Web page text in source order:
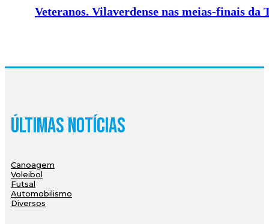
Veteranos. Vilaverdense nas meias-finais da
Últimas Notícias
Canoagem
Voleibol
Futsal
Automobilismo
Diversos